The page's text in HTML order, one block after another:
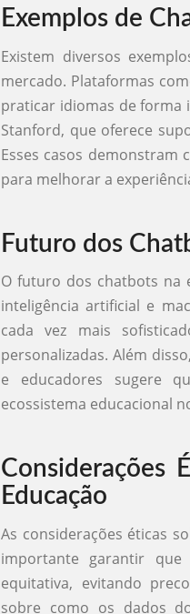
Exemplos de
Existem diversos
mercado. Plataformas
praticar idiomas de forma
Stanford, que oferece
Esses casos demonstram
para melhorar a
Futuro dos
O futuro dos chatbots na
inteligência artificial e
cada vez mais
personalizadas. Além
e educadores sugere
ecossistema educacional
Considerações
Educação
As considerações éticas
importante garantir
equitativa, evitando
sobre como os dados